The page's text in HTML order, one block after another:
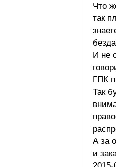
Что
так
И не
ГПК
Так
А за
и